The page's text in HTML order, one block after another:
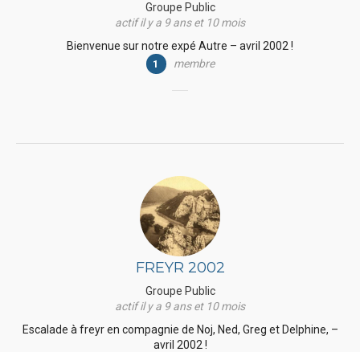
Groupe Public
actif il y a 9 ans et 10 mois
Bienvenue sur notre expé Autre – avril 2002 !
1 membre
FREYR 2002
Groupe Public
actif il y a 9 ans et 10 mois
Escalade à freyr en compagnie de Noj, Ned, Greg et Delphine, –
avril 2002 !